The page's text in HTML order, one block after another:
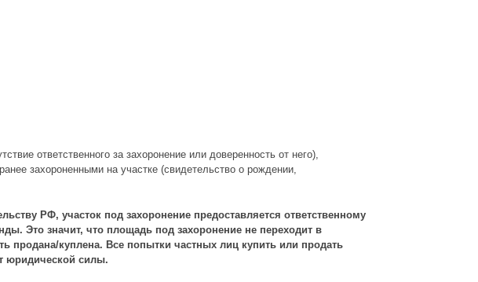
ответственного за захоронение или доверенность от него),
захороненными на участке (свидетельство о рождении,
РФ, участок под захоронение предоставляется ответственному
Это значит, что площадь под захоронение не переходит в
продана/куплена. Все попытки частных лиц купить или продать
юридической силы.